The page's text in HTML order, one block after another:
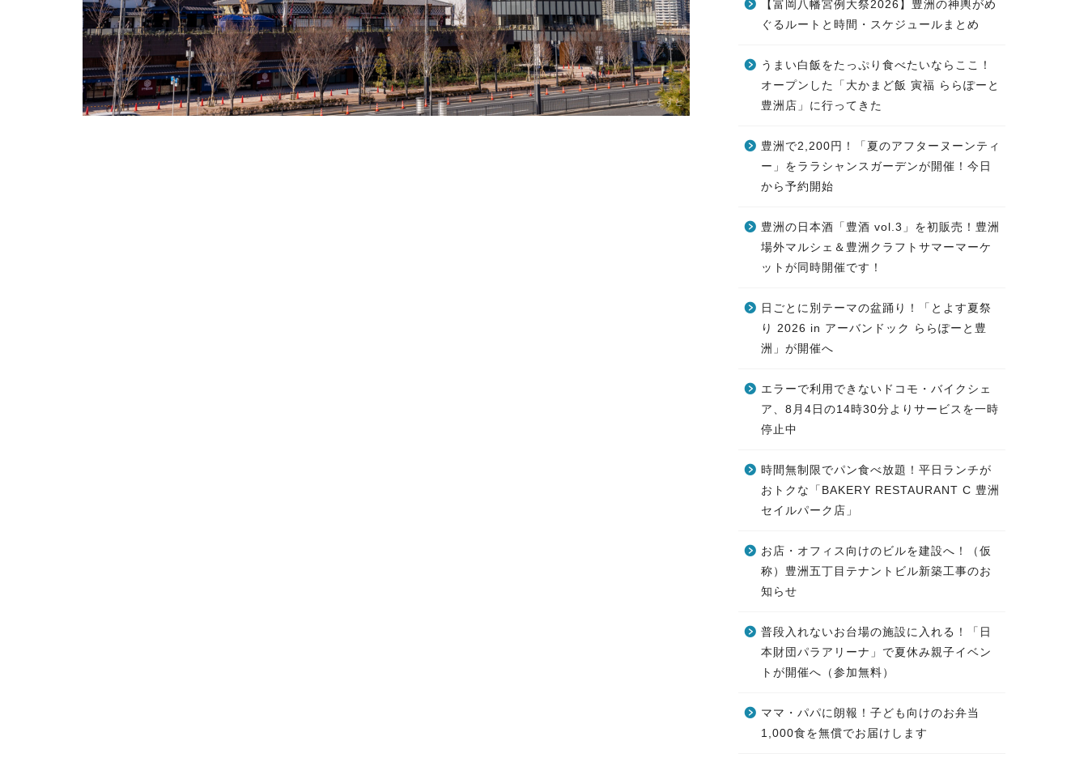
【富岡八幡宮例大祭2026】豊洲の神輿がめ
ぐるルートと時間・スケジュールまとめ
うまい白飯をたっぷり食べたいならここ！
オープンした「大かまど飯 寅福 ららぽーと
豊洲店」に行ってきた
豊洲で2,200円！「夏のアフターヌーンティ
ー」をララシャンスガーデンが開催！今日
から予約開始
豊洲の日本酒「豊酒 vol.3」を初販売！豊洲
場外マルシェ＆豊洲クラフトサマーマーケ
ットが同時開催です！
日ごとに別テーマの盆踊り！「とよす夏祭
り 2026 in アーバンドック ららぽーと豊
洲」が開催へ
エラーで利用できないドコモ・バイクシェ
ア、8月4日の14時30分よりサービスを一時
停止中
時間無制限でパン食べ放題！平日ランチが
おトクな「BAKERY RESTAURANT C 豊洲
セイルパーク店」
お店・オフィス向けのビルを建設へ！（仮
称）豊洲五丁目テナントビル新築工事のお
知らせ
普段入れないお台場の施設に入れる！「日
本財団パラアリーナ」で夏休み親子イベン
トが開催へ（参加無料）
ママ・パパに朗報！子ども向けのお弁当
1,000食を無償でお届けします